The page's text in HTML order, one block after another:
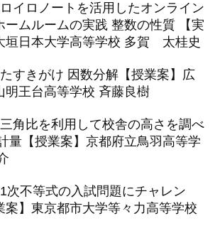
イロノートを活用したオンライン
ームルームの実践 整数の性質 【実
垣日本大学高等学校 多賀 太桂史
すきがけ 因数分解【授業案】広
明王台高等学校 斉藤良樹
角比を利用して校舎の高さを調べ
量【授業案】京都府立鳥羽高等学
次不等式の入試問題にチャレン
案】東京都市大学等々力高等学校